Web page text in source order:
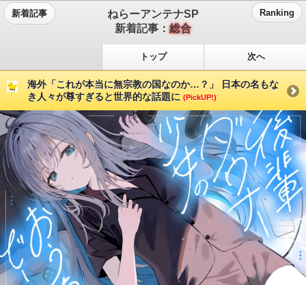
新着記事
ねらーアンテナSP
新着記事：総合
Ranking
トップ 次へ
海外「これが本当に無宗教の国なのか…？」 日本の名もな
き人々が尊すぎると世界的な話題に (PickUP!)